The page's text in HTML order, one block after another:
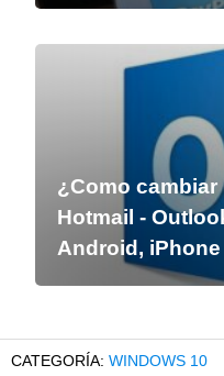
¿Como
Hotmail -
Android, iPhone
WINDOWS 10